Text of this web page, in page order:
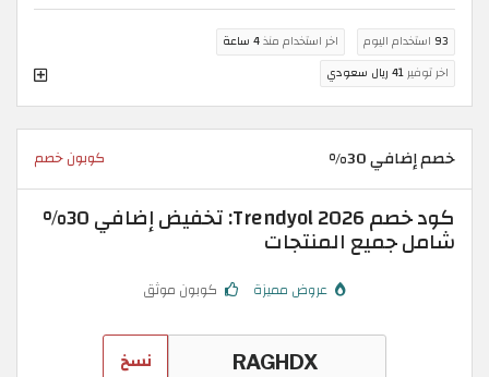
93 استخدام اليوم اخر استخدام منذ4 ساعة
اخر توفير41 ريال سعودي
خصم إضافي 30% كوبون خصم
كود خصم Trendyol 2026: تخفيض إضافي 30%
شامل جميع المنتجات
عروض مميزة كوبون موثق
نسخ